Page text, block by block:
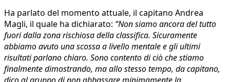
Ha parlato del momento attuale, il capitano Andrea
Magli, il quale ha dichiarato: “Non siamo ancora del tutto
fuori dalla zona rischiosa della classifica. Sicuramente
abbiamo avuto una scossa a livello mentale e gli ultimi
risultati parlano chiaro. Sono contento di ciò che stiamo
finalmente dimostrando, ma allo stesso tempo, da capitano,